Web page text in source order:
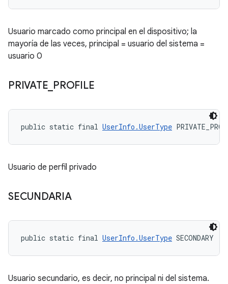
Usuario marcado como principal en el dispositivo; la
mayoría de las veces, principal = usuario del sistema =
usuario 0
PRIVATE PROFILE
public static final UserInfo.UserType
Usuario de perfil privado
SECUNDARIA
public static final UserInfo.UserType SECONDARY
Usuario secundario, es decir, no principal ni del sistema.